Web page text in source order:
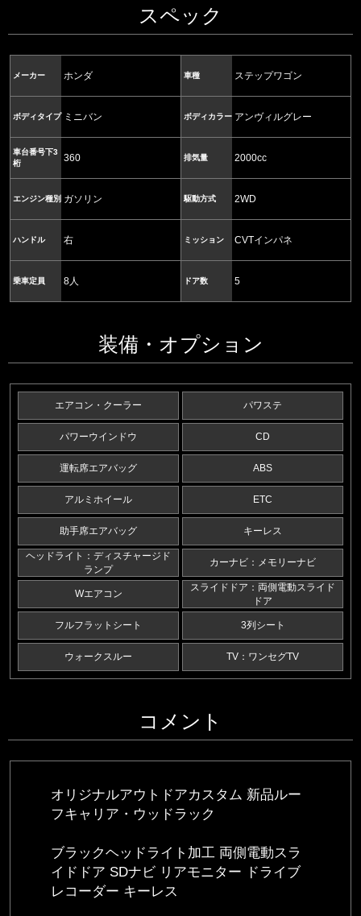
スペック
メーカー ホンダ 車種 ステップワゴン
ボディタイプ ミニバン ボディカラー アンヴィルグレー
車台番号下3
桁
360 排気量 2000cc
エンジン種別 ガソリン 駆動方式 2WD
ハンドル 右 ミッション CVTインパネ
乗車定員 8人 ドア数 5
装備・オプション
エアコン・クーラー パワステ
パワーウインドウ CD
運転席エアバッグ ABS
アルミホイール ETC
助手席エアバッグ キーレス
ヘッドライト：ディスチャージド
ランプ
カーナビ：メモリーナビ
Wエアコン
スライドドア：両側電動スライド
ドア
フルフラットシート 3列シート
ウォークスルー TV：ワンセグTV
コメント
オリジナルアウトドアカスタム 新品ルー
フキャリア・ウッドラック
ブラックヘッドライト加工 両側電動スラ
イドドア SDナビ リアモニター ドライブ
レコーダー キーレス